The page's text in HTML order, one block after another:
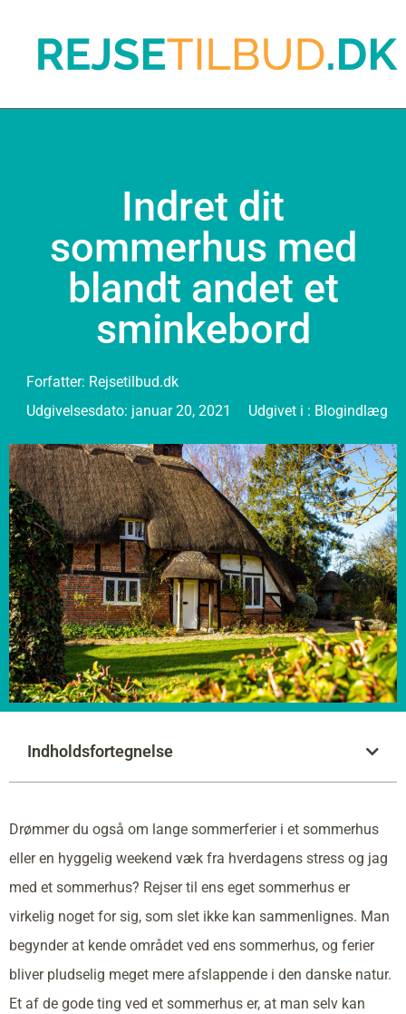
Indret dit
sommerhus med
blandt andet et
sminkebord
Forfatter: Rejsetilbud.dk
Udgivelsesdato: januar 20, 2021 Udgivet i : Blogindlæg
Indholdsfortegnelse
Drømmer du også om lange sommerferier i et sommerhus
eller en hyggelig weekend væk fra hverdagens stress og jag
med et sommerhus? Rejser til ens eget sommerhus er
virkelig noget for sig, som slet ikke kan sammenlignes. Man
begynder at kende området ved ens sommerhus, og ferier
bliver pludselig meget mere afslappende i den danske natur.
Et af de gode ting ved et sommerhus er, at man selv kan